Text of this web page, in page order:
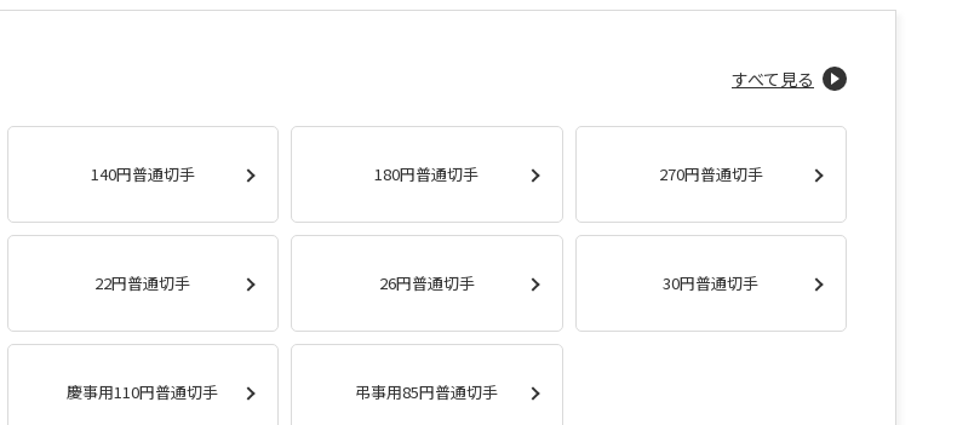
すべて見る
140円普通切手 180円普通切手 270円普通切手
22円普通切手 26円普通切手 30円普通切手
慶事用110円普通切手 弔事用85円普通切手